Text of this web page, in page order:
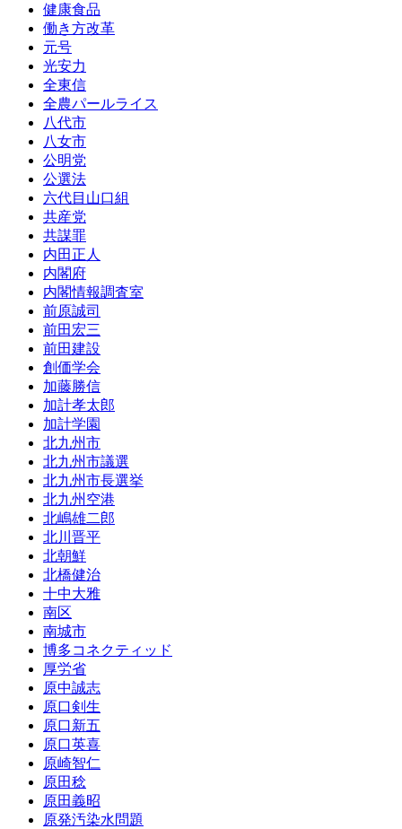
健康食品
働き方改革
元号
光安力
全東信
全農パールライス
八代市
八女市
公明党
公選法
六代目山口組
共産党
共謀罪
内田正人
内閣府
内閣情報調査室
前原誠司
前田宏三
前田建設
創価学会
加藤勝信
加計孝太郎
加計学園
北九州市
北九州市議選
北九州市長選挙
北九州空港
北嶋雄二郎
北川晋平
北朝鮮
北橋健治
十中大雅
南区
南城市
博多コネクティッド
厚労省
原中誠志
原口剣生
原口新五
原口英喜
原崎智仁
原田稔
原田義昭
原発汚染水問題